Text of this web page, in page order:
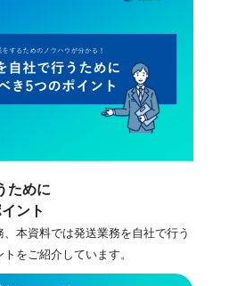
ために
ント
本資料では発送業務を自社で行う
をご紹介しています。